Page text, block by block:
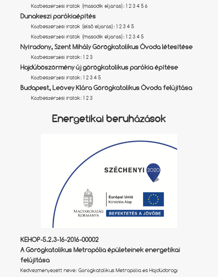
Közbeszerzési iratok (második eljárás):1 2 3 4 5 6
Dunakeszi parókiaépítés
Közbeszerzési iratok (első eljárás):1 2 3 4 5
Közbeszerzési iratok (második eljárás):1 2 3 4 5
Nyíradony, Szent Mihály Görögkatolikus Óvoda létesítése
Közbeszerzési iratok:1 2 3
Hajdúböszörmény új görögkatolikus parókia építése
Közbeszerzési iratok:1 2 3 4 5
Budapest, Leövey Klára Görögkatolikus Óvoda felújítása
Közbeszerzési iratok:1 2 3
Energetikai beruházások
KEHOP-5.2.3-16-2016-00002
A Görögkatolikus Metropólia épületeinek energetikai
felújítása
Kedvezményezett neve: Görögkatolikus Metropólia és Hajdúdorogi